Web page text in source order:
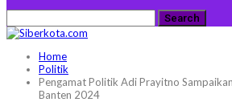
Home
Politik
Pengamat Politik Adi Prayitno
Banten 2024